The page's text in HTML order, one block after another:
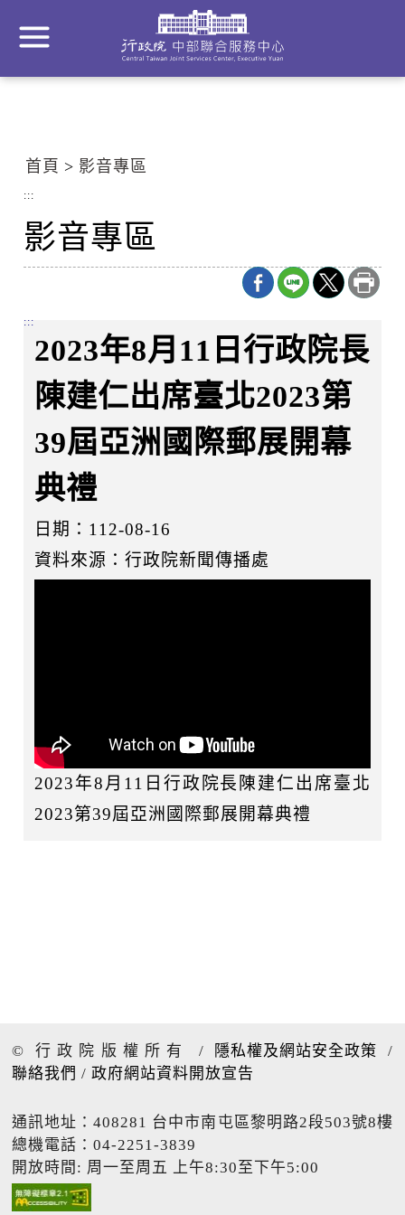
主
Center
block
首頁 影音專區
:::
影音專區
2023年8月11日行政院長
陳建仁出席臺北2023第
39屆亞洲國際郵展開幕
典禮
日期：112-08-16
資料來源：行政院新聞傳播處
:::
2023年8月11日行政院長陳建仁出席臺北
2023第39屆亞洲國際郵展開幕典禮
© 行政院版權所有 / 隱私權及網站安全政策
/
聯絡我們 /政府網站資料開放宣告
通訊地址：408281 台中市南屯區黎明路2段503號8樓
總機電話：04-2251-3839
開放時間: 周一至周五 上午8:30至下午5:00